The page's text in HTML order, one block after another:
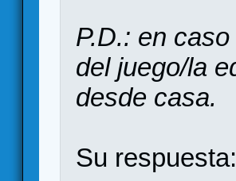
P.D.: en
del juego/la
desde casa.
Su respuesta: